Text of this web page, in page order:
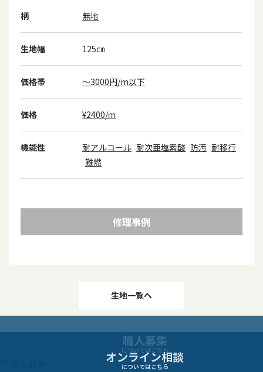
柄 無地
生地幅 125㎝
価格帯 ～3000円/m以下
価格 ¥2400/ｍ
機能性 耐アルコール 耐次亜塩素酸 防汚 耐移行
難燃
修理事例
稿
生地一覧へ
職人募集
についてはこちら
オンライン相談
についてはこちら